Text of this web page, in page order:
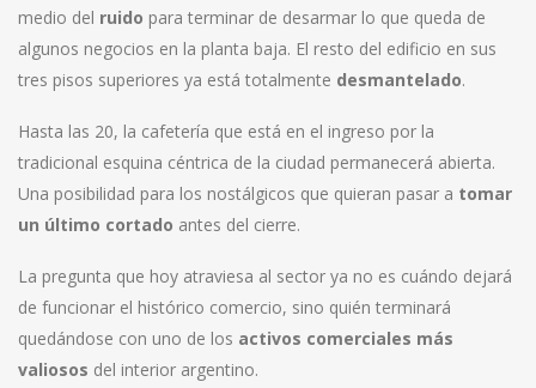
medio del ruido para terminar de desarmar lo que queda de
algunos negocios en la planta baja. El resto del edificio en sus
tres pisos superiores ya está totalmente desmantelado.
Hasta las 20, la cafetería que está en el ingreso por la
tradicional esquina céntrica de la ciudad permanecerá abierta.
Una posibilidad para los nostálgicos que quieran pasar a tomar
un último cortado antes del cierre.
La pregunta que hoy atraviesa al sector ya no es cuándo dejará
de funcionar el histórico comercio, sino quién terminará
quedándose con uno de los activos comerciales más
valiosos del interior argentino.